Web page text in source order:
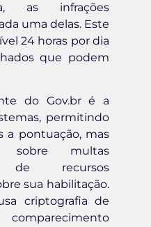
as infrações
uma delas. Este
24 horas por dia
que podem
do Gov.br é a
permitindo
a pontuação, mas
sobre multas
de recursos
sua habilitação.
criptografia de